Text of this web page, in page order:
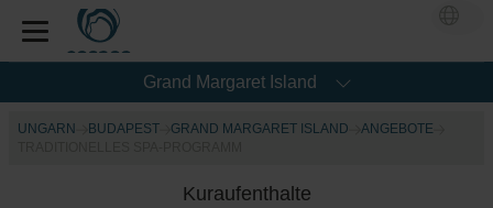
Grand Margaret Island
UNGARN BUDAPEST GRAND MARGARET ISLAND
ANGEBOTE
Kuraufenthalte